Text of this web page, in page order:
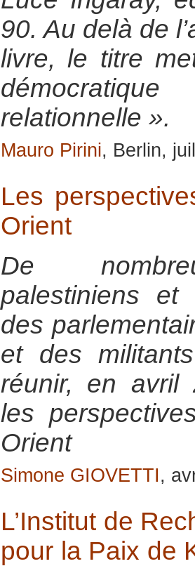
90. Au delà de
livre, le titre
relationnelle ».
Mauro Pirini, Berlin,
Les
Orient
De
palestiniens et
des
et des
réunir, en avril
les
Orient
Simone GIOVETTI,
L’Institut de
pour la Paix de